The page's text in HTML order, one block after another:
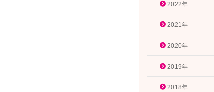
2022年
2021年
2020年
2019年
2018年